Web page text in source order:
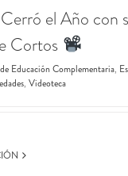
el Año con
Cortos
Educación Complementaria,
, Videoteca